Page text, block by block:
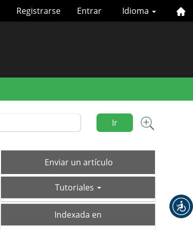
Idioma
Registrarse Entrar
Ir
Enviar
un
Enviar un artículo
Tutoriales
Indexada en